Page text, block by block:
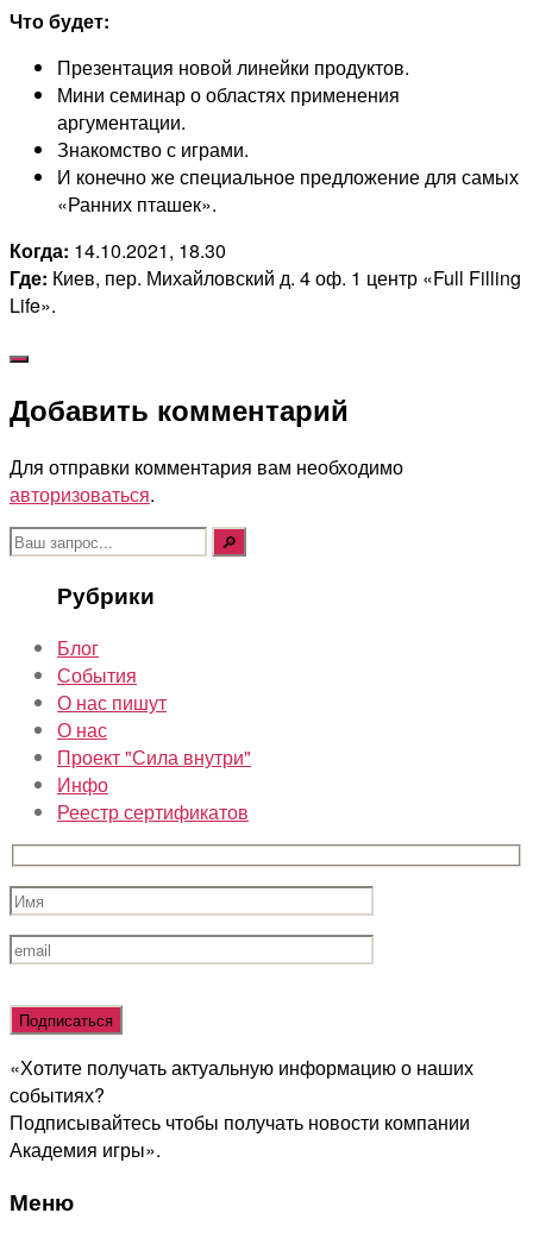
Что будет:
Презентация новой линейки продуктов.
Мини семинар о областях применения
аргументации.
Знакомство с играми.
И конечно же специальное предложение для самых
«Ранних пташек».
Когда: 14.10.2021, 18.30
Где: Киев, пер. Михайловский д. 4 оф. 1 центр «Full Filling
Life».
Добавить комментарий
Для отправки комментария вам необходимо
авторизоваться.
Поиск:
Рубрики
Блог
События
О нас пишут
О нас
Проект "Сила внутри"
Инфо
Реестр сертификатов
Оставьте
это
пустым.
«Хотите получать актуальную информацию о наших
событиях?
Подписывайтесь чтобы получать новости компании
Академия игры».
Меню